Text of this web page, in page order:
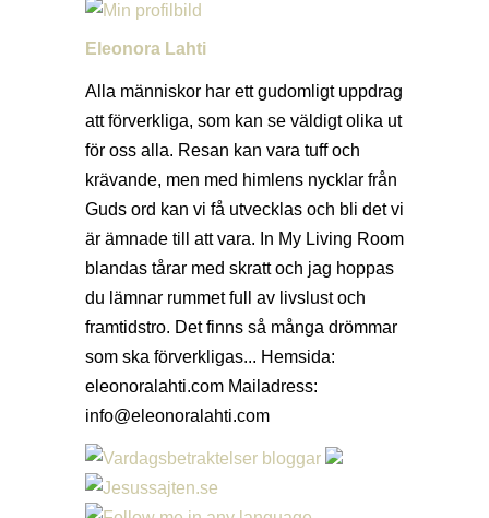
Eleonora Lahti
Alla människor har ett gudomligt uppdrag
att förverkliga, som kan se väldigt olika ut
för oss alla. Resan kan vara tuff och
krävande, men med himlens nycklar från
Guds ord kan vi få utvecklas och bli det vi
är ämnade till att vara. In My Living Room
blandas tårar med skratt och jag hoppas
du lämnar rummet full av livslust och
framtidstro. Det finns så många drömmar
som ska förverkligas... Hemsida:
eleonoralahti.com Mailadress:
info@eleonoralahti.com